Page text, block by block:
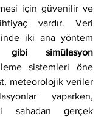
için güvenilir ve
vardır. Veri
iki ana yöntem
gibi simülasyon
sistemleri öne
meteorolojik veriler
yaparken,
sahadan gerçek